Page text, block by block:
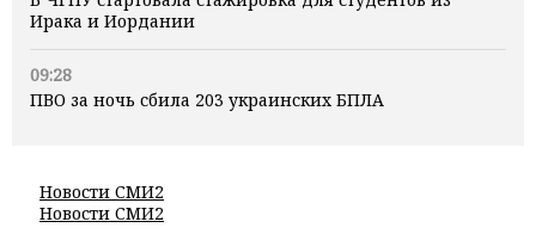
Ирака и Иордании
09:28
ПВО за ночь сбила 203 украинских БПЛА
Новости СМИ2
Новости СМИ2